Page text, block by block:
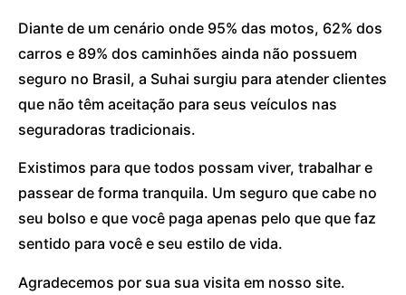
Diante de um cenário onde 95% das motos, 62% dos
carros e 89% dos caminhões ainda não possuem
seguro no Brasil, a Suhai surgiu para atender clientes
que não têm aceitação para seus veículos nas
seguradoras tradicionais.
Existimos para que todos possam viver, trabalhar e
passear de forma tranquila. Um seguro que cabe no
seu bolso e que você paga apenas pelo que que faz
sentido para você e seu estilo de vida.
Agradecemos por sua sua visita em nosso site.